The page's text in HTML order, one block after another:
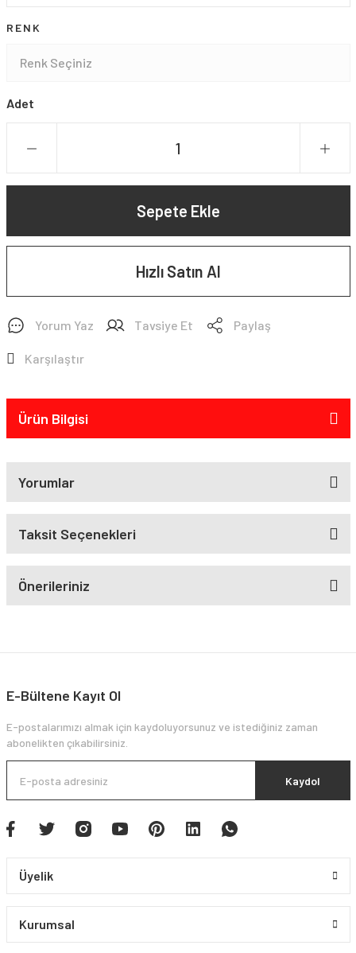
RENK
Adet
Sepete Ekle
Hızlı Satın Al
Yorum Yaz Tavsiye Et Paylaş
Karşılaştır
Ürün Bilgisi
Yorumlar
Taksit Seçenekleri
Önerileriniz
E-Bültene Kayıt Ol
E-postalarımızı almak için kaydoluyorsunuz ve istediğiniz zaman
abonelikten çıkabilirsiniz.
Kaydol
Üyelik
Kurumsal